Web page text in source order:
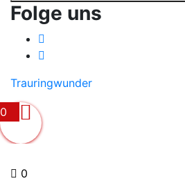
Folge uns
Trauringwunder
0
0